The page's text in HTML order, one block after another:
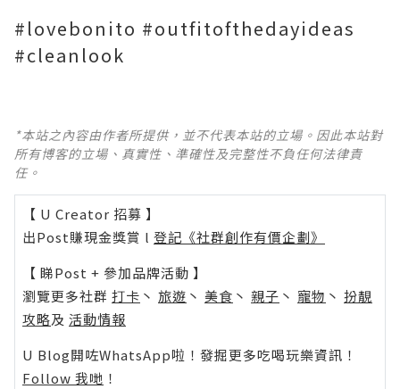
#lovebonito #outfitofthedayideas
#cleanlook
*本站之內容由作者所提供，並不代表本站的立場。因此本站對
所有博客的立場、真實性、準確性及完整性不負任何法律責
任。
【 U Creator 招募 】
出Post賺現金獎賞 l 登記《社群創作有價企劃》
【 睇Post + 參加品牌活動 】
瀏覽更多社群 打卡 丶 旅遊 丶 美食 丶 親子 丶 寵物 丶 扮靚
攻略及 活動情報
U Blog開咗WhatsApp啦！發掘更多吃喝玩樂資訊！
Follow 我哋 ！